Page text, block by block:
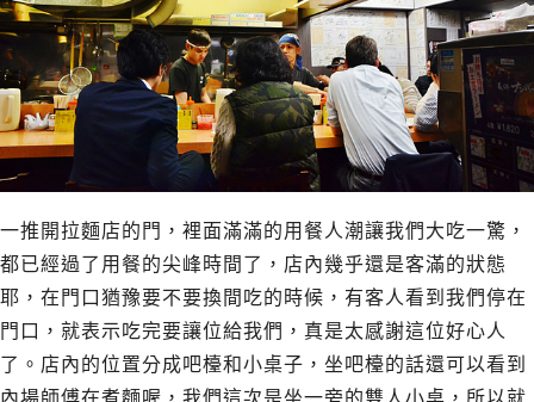
一推開拉麵店的門，裡面滿滿的用餐人潮讓我們大吃一驚，
都已經過了用餐的尖峰時間了，店內幾乎還是客滿的狀態
耶，在門口猶豫要不要換間吃的時候，有客人看到我們停在
門口，就表示吃完要讓位給我們，真是太感謝這位好心人
了。店內的位置分成吧檯和小桌子，坐吧檯的話還可以看到
內場師傅在煮麵喔，我們這次是坐一旁的雙人小桌，所以就